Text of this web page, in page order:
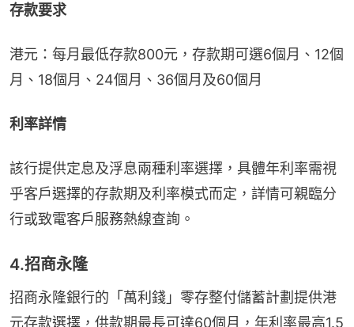
存款要求
港元：每月最低存款800元，存款期可選6個月、12個
月、18個月、24個月、36個月及60個月
利率詳情
該行提供定息及浮息兩種利率選擇，具體年利率需視
乎客戶選擇的存款期及利率模式而定，詳情可親臨分
行或致電客戶服務熱線查詢。
4.招商永隆
招商永隆銀行的「萬利錢」零存整付儲蓄計劃提供港
元存款選擇，供款期最長可達60個月，年利率最高1.5